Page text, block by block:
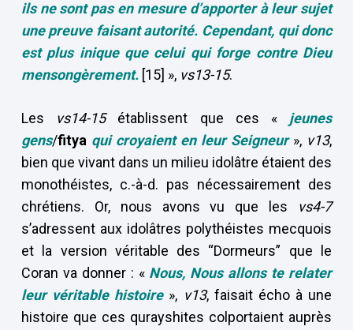
ils ne sont pas en mesure d’apporter à leur sujet
une preuve faisant autorité. Cependant, qui donc
est plus inique que celui qui forge contre Dieu
mensongèrement.[15] », vs13-15.
Les vs14-15établissent que ces « jeunes
gens/fitya qui croyaient en leur Seigneur», v13,
bien que vivant dans un milieu idolâtre étaient des
monothéistes, c.-à-d. pas nécessairement des
chrétiens. Or, nous avons vu que les vs4-7
s’adressent aux idolâtres polythéistes mecquois
et la version véritable des “Dormeurs” que le
Coran va donner : « Nous, Nous allons te relater
leur véritable histoire », v13, faisait écho à une
histoire que ces qurayshites colportaient auprès